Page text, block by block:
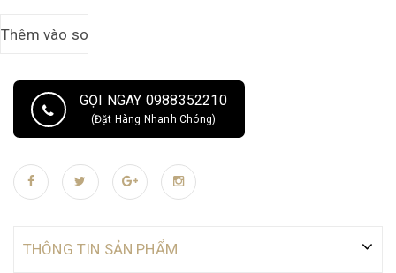
GỌI NGAY 0988352210
(Đặt Hàng Nhanh Chóng)
THÔNG TIN SẢN PHẨM